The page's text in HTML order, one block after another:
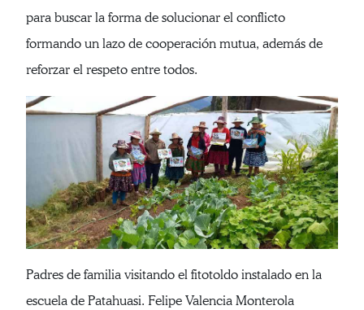
para buscar la forma de solucionar el conflicto
formando un lazo de cooperación mutua, además de
reforzar el respeto entre todos.
Padres de familia visitando el fitotoldo instalado en la
escuela de Patahuasi. Felipe Valencia Monterola